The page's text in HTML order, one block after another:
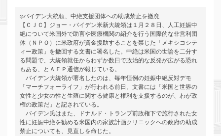
◎バイデン大統領、中絶支援団体への助成禁止を撤廃
【ＣＪＣ】ジョー・バイデン米新大統領は１月２８日、人工妊娠中
絶について米国外で助言や医療機関の紹介を行う国際的な非営利団
体（ＮＰＯ）に米政府が資金援助することを禁じた「メキシコシテ
ィー政策」を撤回する文書に署名した。中絶は米国の世論を二分す
る問題で、大統領就任からわずか数日で政治的な反発が広がる恐れ
もある、とＡＦＰ通信が報じている。
バイデン大統領が署名したのは、毎年恒例の妊娠中絶反対デモ
「マーチフォーライフ」が行われる前日。文書には「米国と世界の
女性と少女の性と生殖に関する健康と権利を支援するのが、わが政
権の政策だ」と記されている。
バイデン氏はまた、ドナルド・トランプ前政権下で施行された女
性に妊娠中絶を勧める米国内の家族計画クリニックへの政府の助成
禁止についても、見直しを命じた。